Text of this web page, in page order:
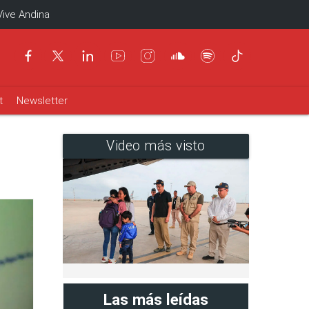
Andina
Newsletter
Video más visto
Las más leídas